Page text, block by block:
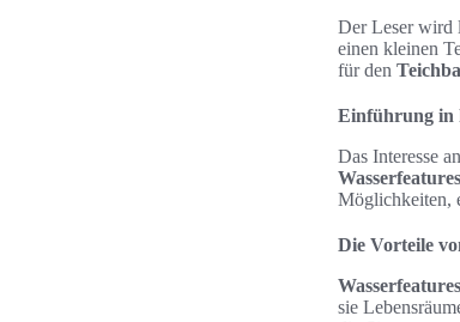
Der Leser wird
einen kleinen
für den
Einführung in
Das Interesse
Möglichkeiten,
Die Vorteile
sie